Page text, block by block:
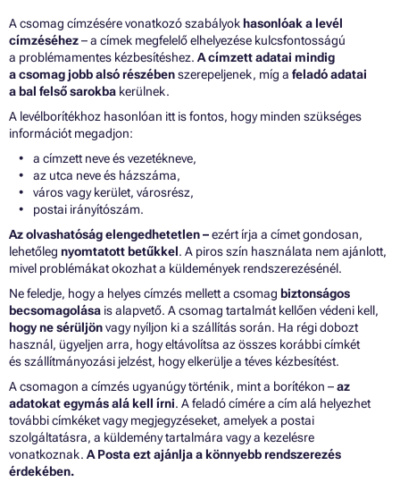
A csomag címzésére vonatkozó szabályok hasonlóak a levél
címzéséhez– a címek megfelelő elhelyezése kulcsfontosságú
a problémamentes kézbesítéshez. A címzett adatai mindig
a csomag jobb alsó részébenszerepeljenek, míg a feladó adatai
a bal felső sarokba kerülnek.
A levélborítékhoz hasonlóan itt is fontos, hogy minden szükséges
információt megadjon:
a címzett neve és vezetékneve,
az utca neve és házszáma,
város vagy kerület, városrész,
postai irányítószám.
Az olvashatóság elengedhetetlen –ezért írja a címet gondosan,
lehetőleg nyomtatott betűkkel. A piros szín használata nem ajánlott,
mivel problémákat okozhat a küldemények rendszerezésénél.
Ne feledje, hogy a helyes címzés mellett a csomag biztonságos
becsomagolása is alapvető. A csomag tartalmát kellően védeni kell,
hogy ne sérüljönvagy nyíljon ki a szállítás során. Ha régi dobozt
használ, ügyeljen arra, hogy eltávolítsa az összes korábbi címkét
és szállítmányozási jelzést, hogy elkerülje a téves kézbesítést.
A csomagon a címzés ugyanúgy történik, mint a borítékon –az
adatokat egymás alá kell írni. A feladó címére a cím alá helyezhet
további címkéket vagy megjegyzéseket, amelyek a postai
szolgáltatásra, a küldemény tartalmára vagy a kezelésre
vonatkoznak. A Posta ezt ajánlja a könnyebb rendszerezés
érdekében.